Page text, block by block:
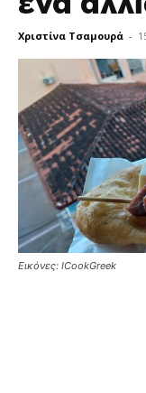
Χριστίνα Τσαμουρά -
Εικόνες: ICookGreek